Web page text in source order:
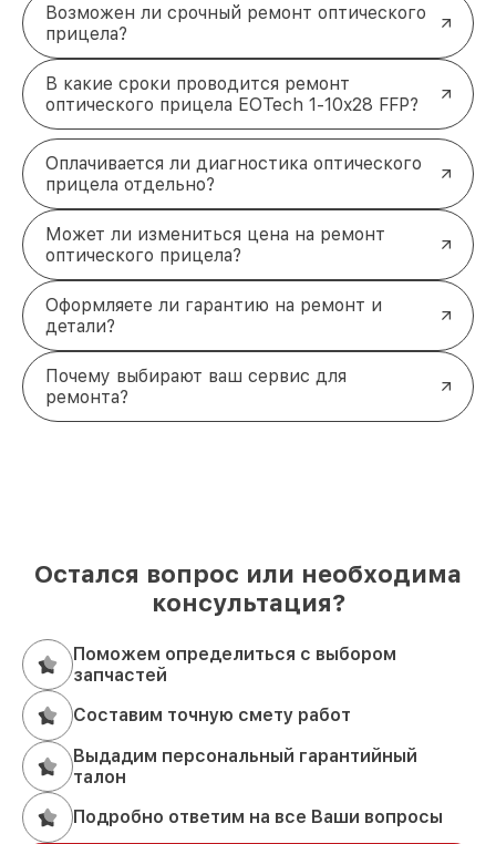
Возможен ли срочный ремонт оптического
прицела?
В какие сроки проводится ремонт
оптического прицела EOTech 1-10x28 FFP?
Оплачивается ли диагностика оптического
прицела отдельно?
Может ли измениться цена на ремонт
оптического прицела?
Оформляете ли гарантию на ремонт и
детали?
Почему выбирают ваш сервис для
ремонта?
Остался вопрос или необходима
консультация?
Поможем определиться с выбором
запчастей
Составим точную смету работ
Выдадим персональный гарантийный
талон
Подробно ответим на все Ваши вопросы